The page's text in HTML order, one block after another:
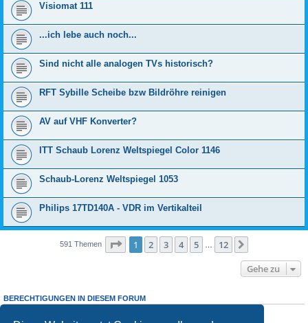
Visiomat 111
...ich lebe auch noch...
Sind nicht alle analogen TVs historisch?
RFT Sybille Scheibe bzw Bildröhre reinigen
AV auf VHF Konverter?
ITT Schaub Lorenz Weltspiegel Color 1146
Schaub-Lorenz Weltspiegel 1053
Philips 17TD140A - VDR im Vertikalteil
591 Themen Seite 1von 12
1 2 3 4 5 12
Gehe zu
BERECHTIGUNGEN IN DIESEM FORUM
Sie dürfen
keine Antworten zu Themen in diesem Forum erstellen.